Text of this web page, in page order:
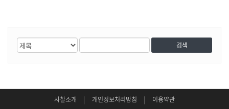
게
시
색
검
색
검
색
사찰소개 | 개인정보처리방침 | 이용약관